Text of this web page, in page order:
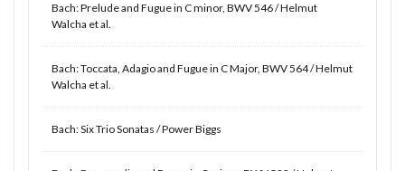
Bach: Prelude and Fugue in C minor, BWV 546 / Helmut
Walcha et al.
Bach: Toccata, Adagio and Fugue in C Major, BWV 564 / Helmut
Walcha et al.
Bach: Six Trio Sonatas / Power Biggs